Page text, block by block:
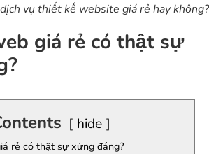
vụ thiết kế website giá rẻ hay không?
giá rẻ có thật sự
hide
rẻ có thật sự xứng đáng?